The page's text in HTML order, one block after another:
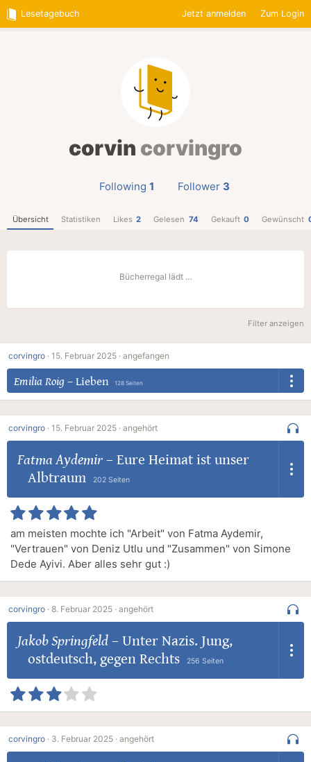
Lesetagebuch Jetzt anmelden Zum Login
corvin corvingro
Following 1 Follower 3
Übersicht Statistiken Likes 2 Gelesen 74 Gekauft 0 Gewünscht
Bücherregal lädt …
Filter anzeigen
corvingro · 15. Februar 2025 · angefangen
Emilia Roig – Lieben 128 Seiten
corvingro · 15. Februar 2025 · angehört
Fatma Aydemir– Eure Heimat ist unser
Albtraum
202 Seiten
am meisten mochte ich "Arbeit" von Fatma Aydemir,
"Vertrauen" von Deniz Utlu und "Zusammen" von Simone
Dede Ayivi. Aber alles sehr gut :)
corvingro · 8. Februar 2025 · angehört
Jakob Springfeld– Unter Nazis. Jung,
ostdeutsch, gegen Rechts
256 Seiten
corvingro · 3. Februar 2025 · angehört